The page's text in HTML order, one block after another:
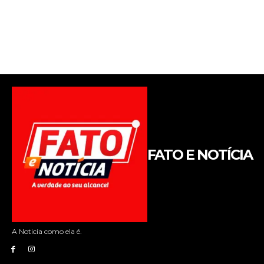
FATO E NOTÍCIA
A Noticia como ela é.